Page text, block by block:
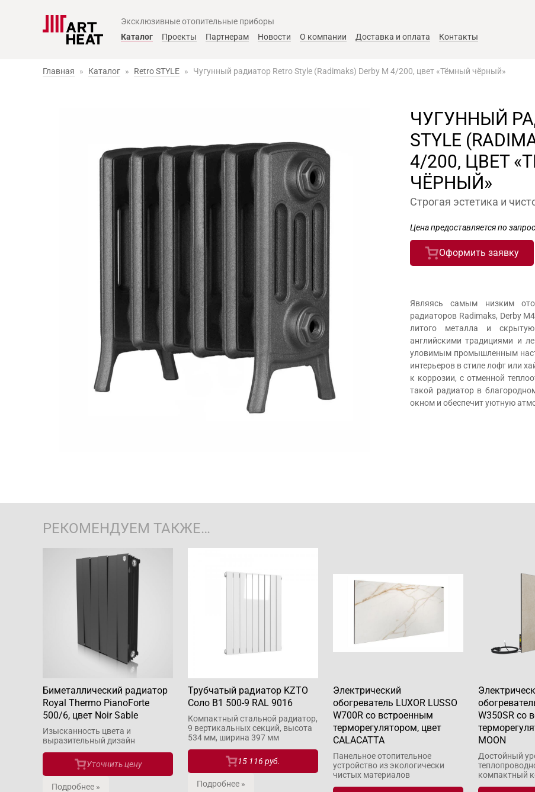
Эксклюзивные отопительные приборы
Главное меню
Каталог Проекты Партнерам Новости О компании Доставка и оплата Контакты
Главная » Каталог » Retro STYLE » Чугунный радиатор Retro Style (Radimaks) Derby М 4/200, цвет «Тёмный чёрный»
ЧУГУННЫЙ
STYLE
4/200, ЦВЕТ
ЧЁРНЫЙ»
Строгая эстетика и
Цена предоставляется по
Оформить заявку
Являясь самым низким
радиаторов Radimaks, Derby
литого металла и скрытую
английскими традициями и
уловимым промышленным
интерьеров в стиле лофт или
к коррозии, с отменной
такой радиатор в
окном и обеспечит уютную
РЕКОМЕНДУЕМ ТАКЖЕ…
Биметаллический радиатор
Royal Thermo PianoForte
500/6, цвет Noir Sable
Изысканность цвета и
выразительный дизайн
Уточнить цену
Подробнее »
Трубчатый радиатор KZTO
Соло В1 500-9 RAL 9016
Компактный стальной радиатор,
9 вертикальных секций, высота
534 мм, ширина 397 мм
15 116 руб.
Подробнее »
Электрический
обогреватель LUXOR LUSSO
W700R со встроенным
терморегулятором, цвет
CALACATTA
Панельное отопительное
устройство из экологически
чистых материалов
W350SR со
MOON
Достойный
компактный